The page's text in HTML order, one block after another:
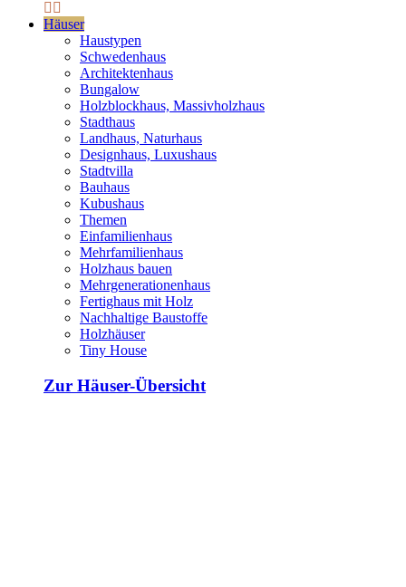
Häuser
Haustypen
Schwedenhaus
Architektenhaus
Bungalow
Holzblockhaus, Massivholzhaus
Stadthaus
Landhaus, Naturhaus
Designhaus, Luxushaus
Stadtvilla
Bauhaus
Kubushaus
Themen
Einfamilienhaus
Mehrfamilienhaus
Holzhaus bauen
Mehrgenerationenhaus
Fertighaus mit Holz
Nachhaltige Baustoffe
Holzhäuser
Tiny House
Zur Häuser-Übersicht